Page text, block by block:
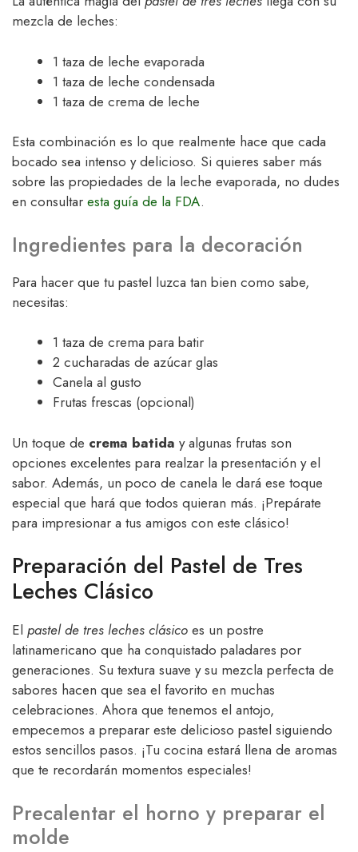
mezcla de leches:
1 taza de leche evaporada
1 taza de leche condensada
1 taza de crema de leche
Esta combinación es lo que realmente hace que cada
bocado sea intenso y delicioso. Si quieres saber más
sobre las propiedades de la leche evaporada, no dudes
en consultar esta guía de la FDA.
Ingredientes para la decoración
Para hacer que tu pastel luzca tan bien como sabe,
necesitas:
1 taza de crema para batir
2 cucharadas de azúcar glas
Canela al gusto
Frutas frescas (opcional)
Un toque de crema batida y algunas frutas son
opciones excelentes para realzar la presentación y el
sabor. Además, un poco de canela le dará ese toque
especial que hará que todos quieran más. ¡Prepárate
para impresionar a tus amigos con este clásico!
Preparación del Pastel de Tres
Leches Clásico
El pastel de tres leches clásico es un postre
latinamericano que ha conquistado paladares por
generaciones. Su textura suave y su mezcla perfecta de
sabores hacen que sea el favorito en muchas
celebraciones. Ahora que tenemos el antojo,
empecemos a preparar este delicioso pastel siguiendo
estos sencillos pasos. ¡Tu cocina estará llena de aromas
que te recordarán momentos especiales!
Precalentar el horno y preparar el
molde